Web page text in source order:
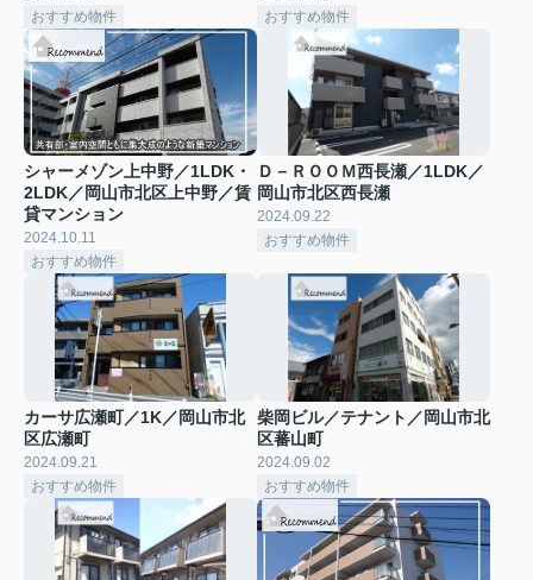
おすすめ物件
おすすめ物件
シャーメゾン上中野／1LDK・
2LDK／岡山市北区上中野／賃
貸マンション
2024.10.11
おすすめ物件
Ｄ－ＲＯＯＭ西長瀬／1LDK／
岡山市北区西長瀬
2024.09.22
おすすめ物件
カーサ広瀬町／1K／岡山市北
区広瀬町
2024.09.21
おすすめ物件
柴岡ビル／テナント／岡山市北
区蕃山町
2024.09.02
おすすめ物件